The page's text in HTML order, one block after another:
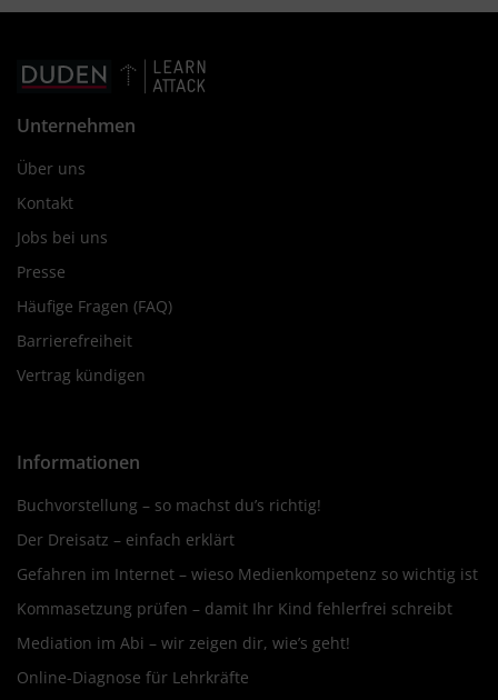
Unternehmen
Über uns
Kontakt
Jobs bei uns
Presse
Häufige Fragen (FAQ)
Barrierefreiheit
Vertrag kündigen
Informationen
Buchvorstellung – so machst du’s richtig!
Der Dreisatz – einfach erklärt
Gefahren im Internet – wieso Medienkompetenz so wichtig ist
Kommasetzung prüfen – damit Ihr Kind fehlerfrei schreibt
Mediation im Abi – wir zeigen dir, wie’s geht!
Online-Diagnose für Lehrkräfte